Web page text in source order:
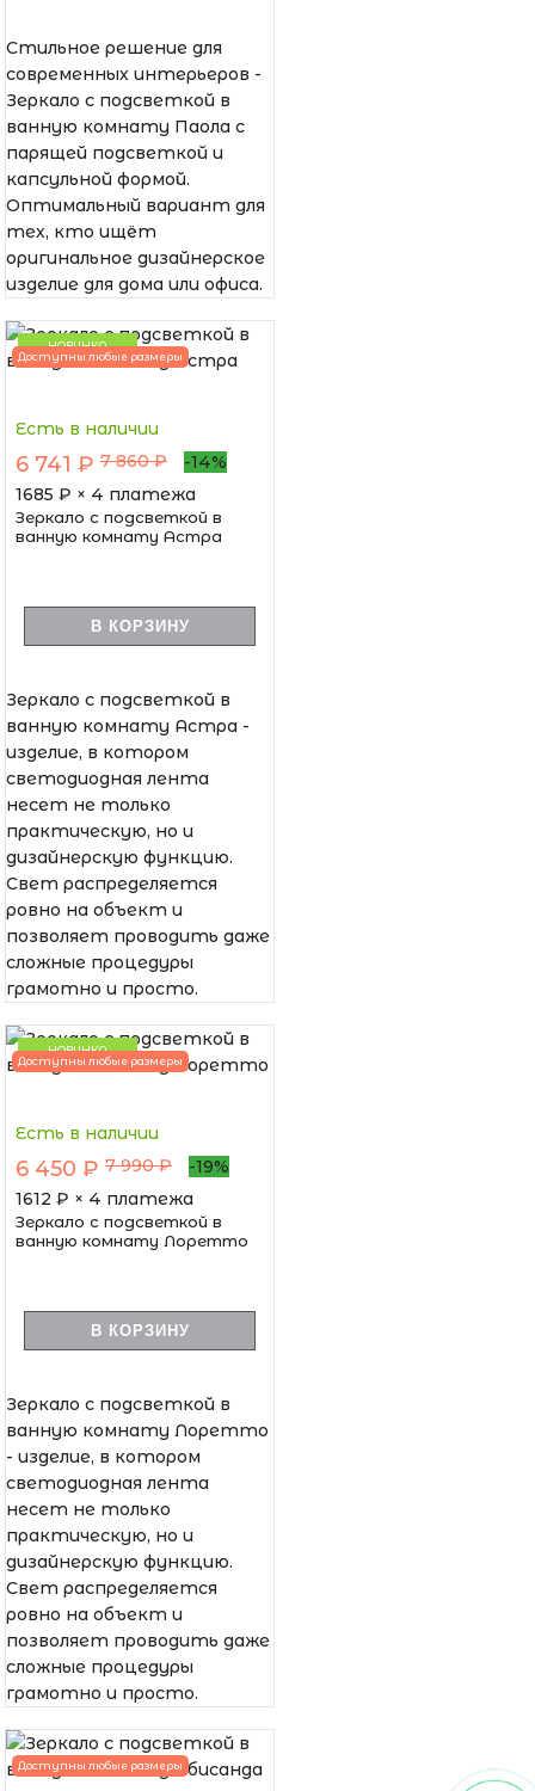
Стильное решение для
современных интерьеров -
Зеркало с подсветкой в
ванную комнату Паола с
парящей подсветкой и
капсульной формой.
Оптимальный вариант для
тех, кто ищёт
оригинальное дизайнерское
изделие для дома или офиса.
НОВИНКА
Доступны любые размеры
Есть в наличии
6 741 ₽ 7 860 ₽
-14%
1685 ₽ × 4 платежа
Зеркало с подсветкой в
ванную комнату Астра
В КОРЗИНУ
Зеркало с подсветкой в
ванную комнату Астра -
изделие, в котором
светодиодная лента
несет не только
практическую, но и
дизайнерскую функцию.
Свет распределяется
ровно на объект и
позволяет проводить даже
сложные процедуры
грамотно и просто.
НОВИНКА
Доступны любые размеры
Есть в наличии
6 450 ₽ 7 990 ₽
-19%
1612 ₽ × 4 платежа
Зеркало с подсветкой в
ванную комнату Лоретто
В КОРЗИНУ
Зеркало с подсветкой в
ванную комнату Лоретто
- изделие, в котором
светодиодная лента
несет не только
практическую, но и
дизайнерскую функцию.
Свет распределяется
ровно на объект и
позволяет проводить даже
сложные процедуры
грамотно и просто.
Доступны любые размеры